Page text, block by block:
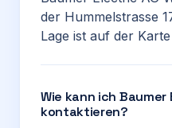
der Hummelstrasse
Lage ist auf der
Wie kann ich Baumer
kontaktieren?